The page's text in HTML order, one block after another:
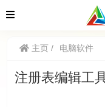
主页 电脑软件
注册表编辑工